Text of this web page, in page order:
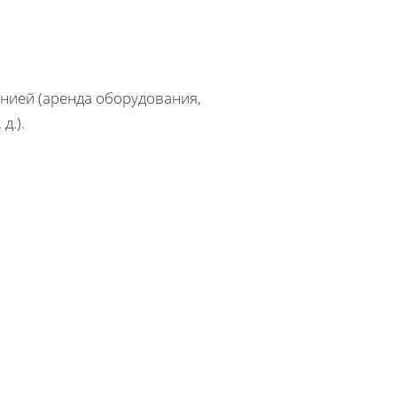
(аренда оборудования,